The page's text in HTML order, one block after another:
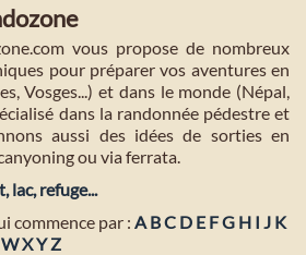
vous propose de nombreux
pour préparer vos aventures en
Vosges...) et dans le monde (Népal,
dans la randonnée pédestre et
aussi des idées de sorties en
ou via ferrata.
lac, refuge...
commence par : A BC D E FG H I J K
WXY Z